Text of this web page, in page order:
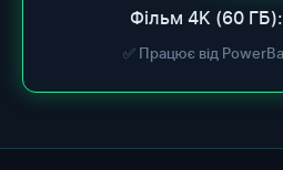
Фільм 4K (60 ГБ):
✅ Працює від